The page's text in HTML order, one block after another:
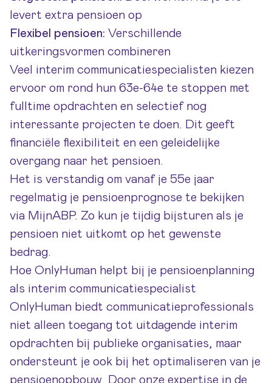
levert extra pensioen op
Flexibel pensioen: Verschillende
uitkeringsvormen combineren
Veel interim communicatiespecialisten kiezen
ervoor om rond hun 63e-64e te stoppen met
fulltime opdrachten en selectief nog
interessante projecten te doen. Dit geeft
financiële flexibiliteit en een geleidelijke
overgang naar het pensioen.
Het is verstandig om vanaf je 55e jaar
regelmatig je pensioenprognose te bekijken
via MijnABP. Zo kun je tijdig bijsturen als je
pensioen niet uitkomt op het gewenste
bedrag.
Hoe OnlyHuman helpt bij je pensioenplanning
als interim communicatiespecialist
OnlyHuman biedt communicatieprofessionals
niet alleen toegang tot uitdagende interim
opdrachten bij publieke organisaties, maar
ondersteunt je ook bij het optimaliseren van je
pensioenopbouw. Door onze expertise in de